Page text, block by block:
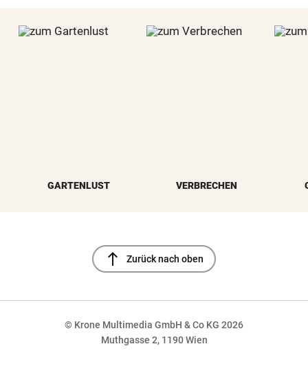
GARTENLUST VERBRECHEN
north Zurück nach oben
© Krone Multimedia GmbH & Co KG 2026
Muthgasse 2, 1190 Wien